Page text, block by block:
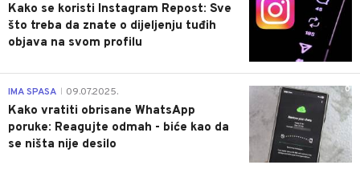
Kako se koristi Instagram Repost: Sve
što treba da znate o dijeljenju tuđih
objava na svom profilu
0
IMA SPASA 09.07.2025.
Kako vratiti obrisane WhatsApp
poruke: Reagujte odmah - biće kao da
se ništa nije desilo